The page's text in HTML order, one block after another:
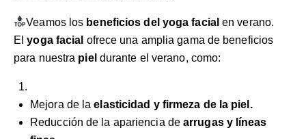
Veamos los beneficios del yoga facialen verano.
Elyoga facial ofrece una amplia gama de beneficios
para nuestra piel durante el verano, como:
Mejora de laelasticidad y firmeza de la piel.
Reducción de la apariencia de arrugas y líneas